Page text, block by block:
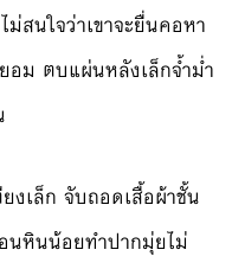
สนใจว่าเขาจะยื่นคอหา
อม ตบแผ่นหลังเล็กจ้ำม่ำ
งเล็ก จับถอดเสื้อผ้าชั้น
หินน้อยทำปากมุ่ยไม่